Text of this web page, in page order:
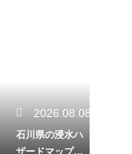
2026.08.08
石川県の浸水ハ